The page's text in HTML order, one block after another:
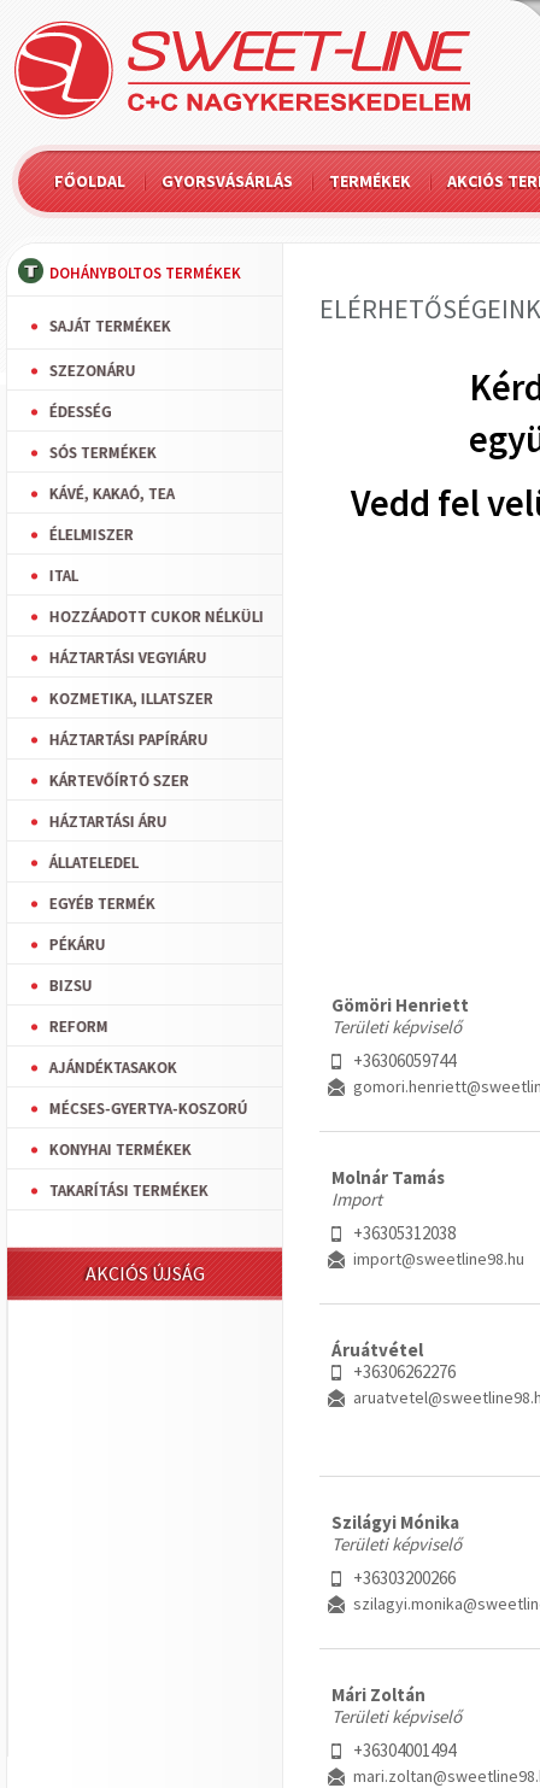
FŐOLDAL GYORSVÁSÁRLÁS TERMÉKEK AKCIÓS
DOHÁNYBOLTOS TERMÉKEK
SAJÁT TERMÉKEK
SZEZONÁRU
ÉDESSÉG
SÓS TERMÉKEK
KÁVÉ, KAKAÓ, TEA
ÉLELMISZER
ITAL
HOZZÁADOTT CUKOR NÉLKÜLI
HÁZTARTÁSI VEGYIÁRU
KOZMETIKA, ILLATSZER
HÁZTARTÁSI PAPÍRÁRU
KÁRTEVŐÍRTÓ SZER
HÁZTARTÁSI ÁRU
ÁLLATELEDEL
EGYÉB TERMÉK
PÉKÁRU
BIZSU
REFORM
AJÁNDÉKTASAKOK
MÉCSES-GYERTYA-KOSZORÚ
KONYHAI TERMÉKEK
TAKARÍTÁSI TERMÉKEK
AKCIÓS ÚJSÁG
ELÉRHETŐSÉGEINK
Vedd fel
Gömöri Henriett
Területi képviselő
+36306059744
Molnár Tamás
Import
+36305312038
import@sweetline98.hu
Áruátvétel
+36306262276
Szilágyi Mónika
Területi képviselő
+36303200266
Mári Zoltán
Területi képviselő
+36304001494